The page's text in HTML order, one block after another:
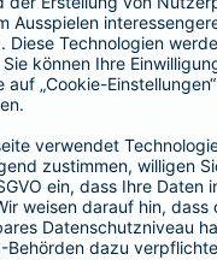
Tierversicherungen
Hausratversicherung
Adresse ändern
Schaden melden
Serviceübersicht